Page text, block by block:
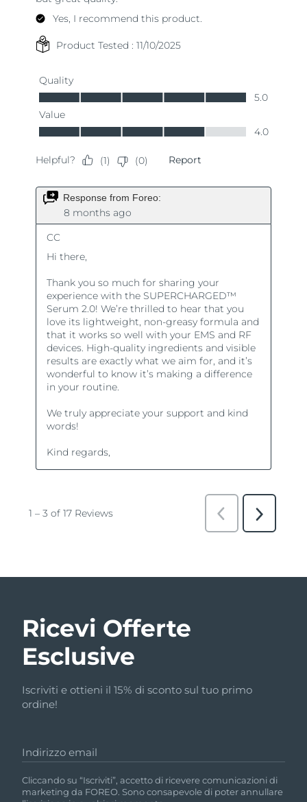
Ricevi Offerte
Esclusive
Iscriviti e ottieni il 15% di sconto sul tuo primo
ordine!
Indirizzo email
Cliccando su “Iscriviti”, accetto di ricevere comunicazioni di
marketing da FOREO. Sono consapevole di poter annullare